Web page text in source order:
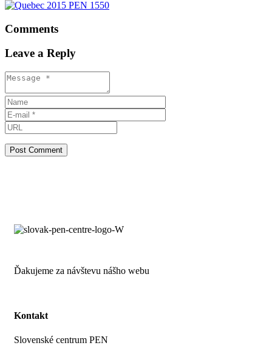
Comments
Leave a Reply
Ďakujeme za návštevu nášho webu
Kontakt
Slovenské centrum PEN